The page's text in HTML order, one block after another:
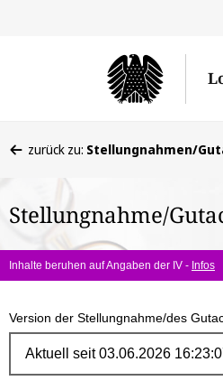
befinden
hier:
zurück zu: Stellungnahmen/
Stellungnahme/
Inhalte beruhen auf Angaben der IV - Infos
Version der Stellungnahme/des